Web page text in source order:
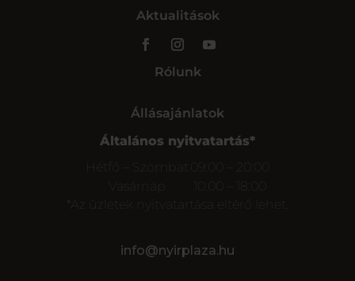
Aktualitások
Rólunk
Állásajánlatok
Általános nyitvatartás*
Hétfő – Szombat
09:00 – 20:00
Vasárnap
*Az üzletek nyitvatartása eltérő lehet.
info@nyirplaza.hu